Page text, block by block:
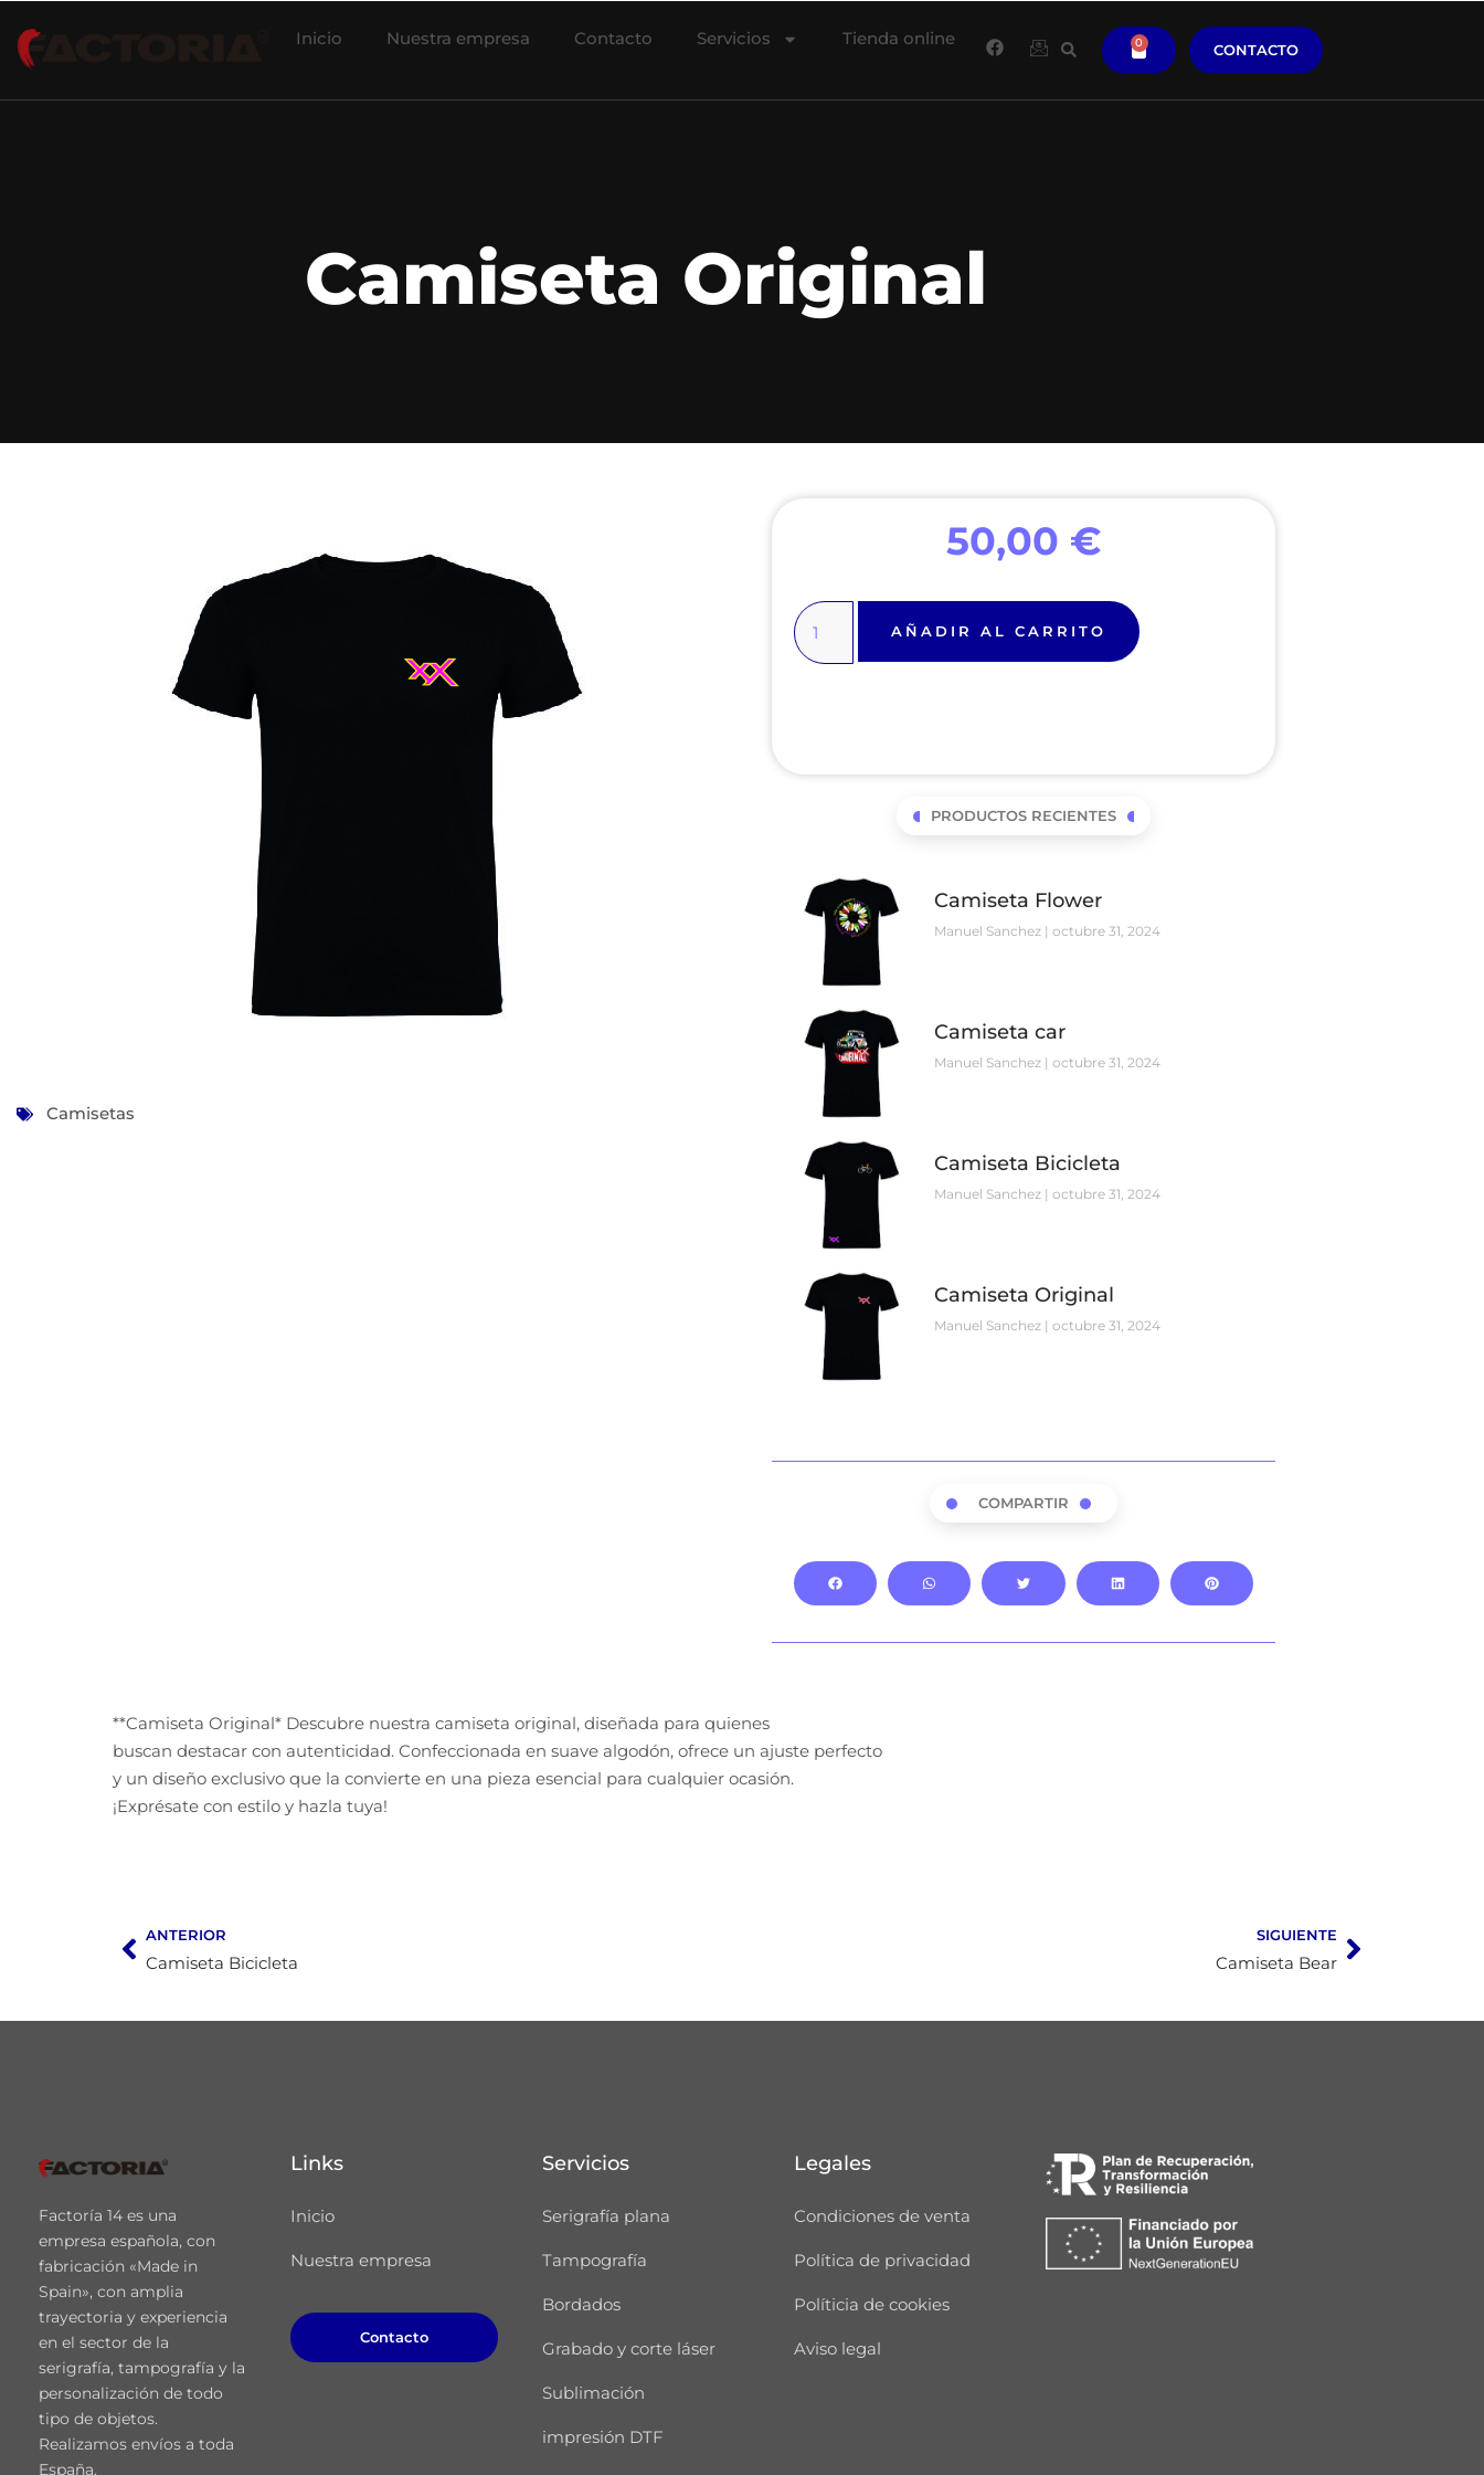
Inicio Nuestra empresa Contacto Servicios Tienda online 0 CONTACTO
Camiseta Original
Camisetas
50,00 €
AÑADIR AL CARRITO
PRODUCTOS RECIENTES
Camiseta Flower
Manuel Sanchez octubre 31, 2024
Camiseta car
Manuel Sanchez octubre 31, 2024
Camiseta Bicicleta
Manuel Sanchez octubre 31, 2024
Camiseta Original
Manuel Sanchez octubre 31, 2024
COMPARTIR
**Camiseta Original* Descubre nuestra camiseta original, diseñada para quienes
buscan destacar con autenticidad. Confeccionada en suave algodón, ofrece un ajuste perfecto
y un diseño exclusivo que la convierte en una pieza esencial para cualquier ocasión.
¡Exprésate con estilo y hazla tuya!
ANTERIOR
Camiseta Bicicleta
SIGUIENTE
Camiseta Bear
Factoría 14 es una
empresa española, con
fabricación «Made in
Spain», con amplia
trayectoria y experiencia
en el sector de la
serigrafía, tampografía y la
personalización de todo
tipo de objetos.
Realizamos envíos a toda
España.
Links
Inicio
Nuestra empresa
Contacto
Servicios
Serigrafía plana
Tampografía
Bordados
Grabado y corte láser
Sublimación
impresión DTF
Legales
Condiciones de venta
Política de privacidad
Políticia de cookies
Aviso legal